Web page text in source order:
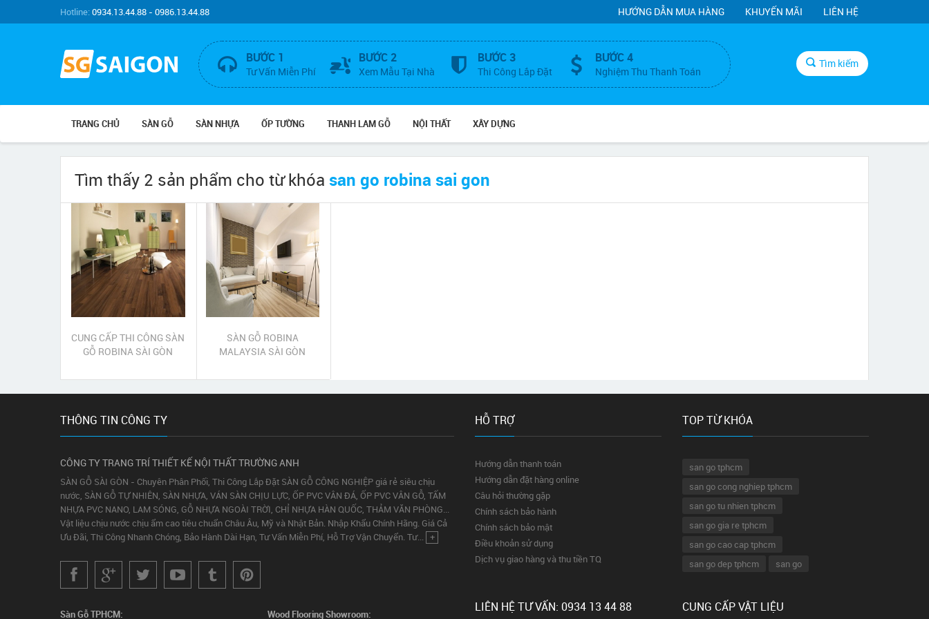
Hotline:0934.13.44.88 - 0986.13.44.88 HƯỚNG DẪN MUA HÀNG KHUYẾN MÃI LIÊN HỆ
BƯỚC 1
Tư Vấn Miễn Phí
BƯỚC 2
Xem Mẫu Tại Nhà
BƯỚC 3
Thi Công Lắp Đặt
BƯỚC 4
Nghiệm Thu Thanh Toán
Tìm kiếm
TRANG CHỦ SÀN GỖ SÀN NHỰA ỐP TƯỜNG THANH LAM GỖ NỘI THẤT XÂY DỰNG
Tìm thấy 2 sản phẩm cho từ khóa san go robina sai gon
CUNG CẤP THI CÔNG SÀN
GỖ ROBINA SÀI GÒN
SÀN GỖ ROBINA
MALAYSIA SÀI GÒN
THÔNG TIN CÔNG TY
CÔNG TY TRANG TRÍ THIẾT KẾ NỘI THẤT TRƯỜNG ANH
SÀN GỖ SÀI GÒN - Chuyên Phân Phối, Thi Công Lắp Đặt SÀN GỖ CÔNG NGHIỆP giá rẻ siêu chịu
nước, SÀN GỖ TỰ NHIÊN, SÀN NHỰA, VÁN SÀN CHỊU LỰC, ỐP PVC VÂN ĐÁ, ỐP PVC VÂN GỖ, TẤM
NHỰA PVC NANO, LAM SÓNG, GỖ NHỰA NGOÀI TRỜI, CHỈ NHỰA HÀN QUỐC, THẢM VĂN PHÒNG...
Vật liệu chịu nước chịu ẩm cao tiêu chuẩn Châu Âu, Mỹ và Nhật Bản. Nhập Khẩu Chính Hãng. Giá Cả
Ưu Đãi, Thi Công Nhanh Chóng, Bảo Hành Dài Hạn, Tư Vấn Miễn Phí, Hỗ Trợ Vận Chuyển. Tư... +
Sàn Gỗ TPHCM: Wood Flooring Showroom:
HỖ TRỢ
Hướng dẫn thanh toán
Hướng dẫn đặt hàng online
Câu hỏi thường gặp
Chính sách bảo hành
Chính sách bảo mật
Điều khoản sử dụng
Dịch vụ giao hàng và thu tiền TQ
TOP TỪ KHÓA
san go tphcm
san go cong nghiep tphcm
san go tu nhien tphcm
san go gia re tphcm
san go cao cap tphcm
san go dep tphcm
san go
LIÊN HỆ TƯ VẤN: 0934 13 44 88 CUNG CẤP VẬT LIỆU